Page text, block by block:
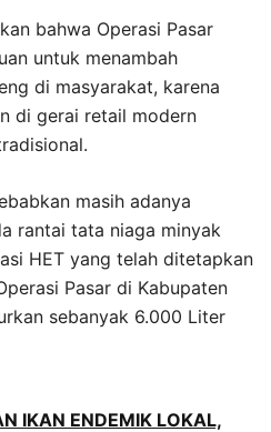
bahwa Operasi Pasar
untuk menambah
di masyarakat, karena
di gerai retail modern
masih adanya
rantai tata niaga minyak
HET yang telah ditetapkan
Pasar di Kabupaten
sebanyak 6.000 Liter
IKAN ENDEMIK LOKAL,